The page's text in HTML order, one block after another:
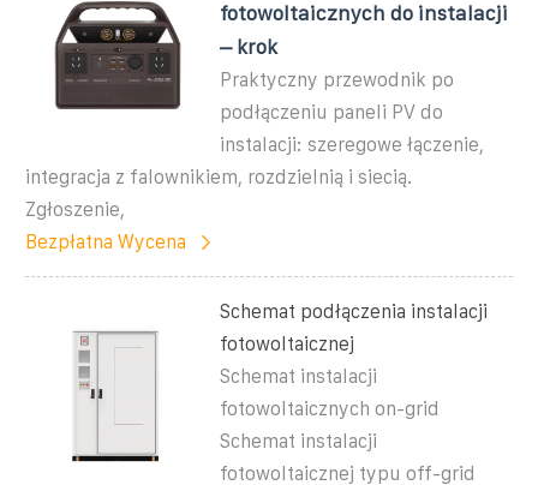
fotowoltaicznych do instalacji
– krok
Praktyczny przewodnik po
podłączeniu paneli PV do
instalacji: szeregowe łączenie,
integracja z falownikiem, rozdzielnią i siecią.
Zgłoszenie,
Bezpłatna Wycena
Schemat podłączenia instalacji
fotowoltaicznej
Schemat instalacji
fotowoltaicznych on-grid
Schemat instalacji
fotowoltaicznej typu off-grid